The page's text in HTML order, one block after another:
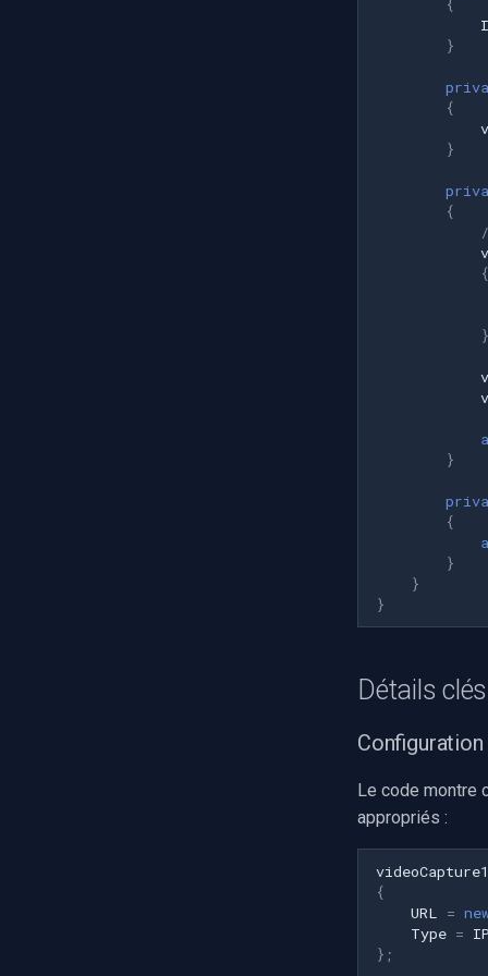
}
{
}
{
{
}
{
}
}
}
Détails
Le code montre
appropriés :
videoCapture1
{
URL
=
Type =
};